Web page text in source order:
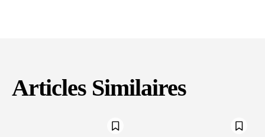
Articles Similaires